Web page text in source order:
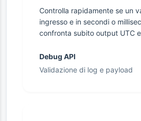
Controlla rapidamente se un
ingresso e in secondi o
confronta subito output UTC
Debug API
Validazione di log e payload